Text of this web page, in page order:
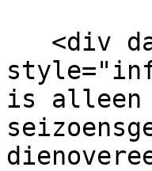
is alleen